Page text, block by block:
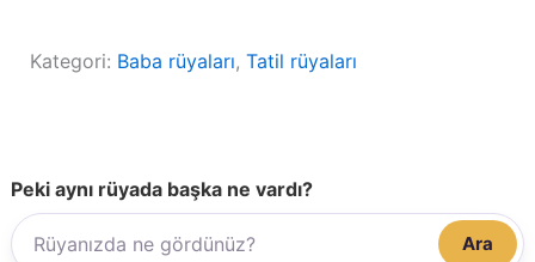
Kategori: Baba rüyaları, Tatil rüyaları
Peki aynı rüyada başka ne vardı?
Ara